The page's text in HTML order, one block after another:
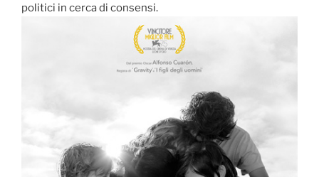
politici in cerca di consensi.